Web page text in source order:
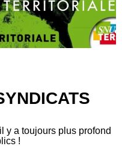
y a toujours plus profond
!